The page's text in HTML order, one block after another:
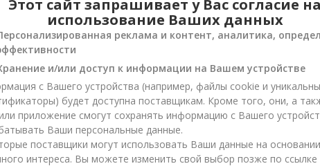
Этот сайт запрашивает у Вас согласие
использование Ваших данных
реклама и контент, аналитика,
и/или доступ к информации на Вашем устройстве
с Вашего устройства (например, файлы cookie и
будет доступна поставщикам. Кроме того, они, а
приложение смогут сохранять информацию с Вашего
Ваши персональные данные.
поставщики могут использовать Ваши данные на
интереса. Вы можете изменить свой выбор позже по ссылке